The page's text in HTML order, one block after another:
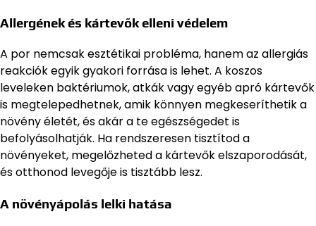
Allergének és kártevők elleni védelem
A por nemcsak esztétikai probléma, hanem az allergiás
reakciók egyik gyakori forrása is lehet. A koszos
leveleken baktériumok, atkák vagy egyéb apró kártevők
is megtelepedhetnek, amik könnyen megkeseríthetik a
növény életét, és akár a te egészségedet is
befolyásolhatják. Ha rendszeresen tisztítod a
növényeket, megelőzheted a kártevők elszaporodását,
és otthonod levegője is tisztább lesz.
A növényápolás lelki hatása